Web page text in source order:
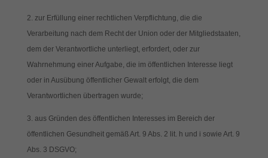
zur Erfüllung einer rechtlichen Verpflichtung, die die
Verarbeitung nach dem Recht der Union oder der Mitgliedstaaten,
dem der Verantwortliche unterliegt, erfordert, oder zur
Wahrnehmung einer Aufgabe, die im öffentlichen Interesse liegt
oder in Ausübung öffentlicher Gewalt erfolgt, die dem
Verantwortlichen übertragen wurde;
aus Gründen des öffentlichen Interesses im Bereich der
öffentlichen Gesundheit gemäß Art. 9 Abs. 2 lit. h und i sowie Art. 9
Abs. 3 DSGVO;